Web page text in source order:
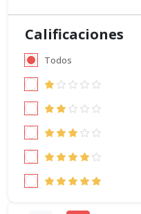
Calificaciones
Todos